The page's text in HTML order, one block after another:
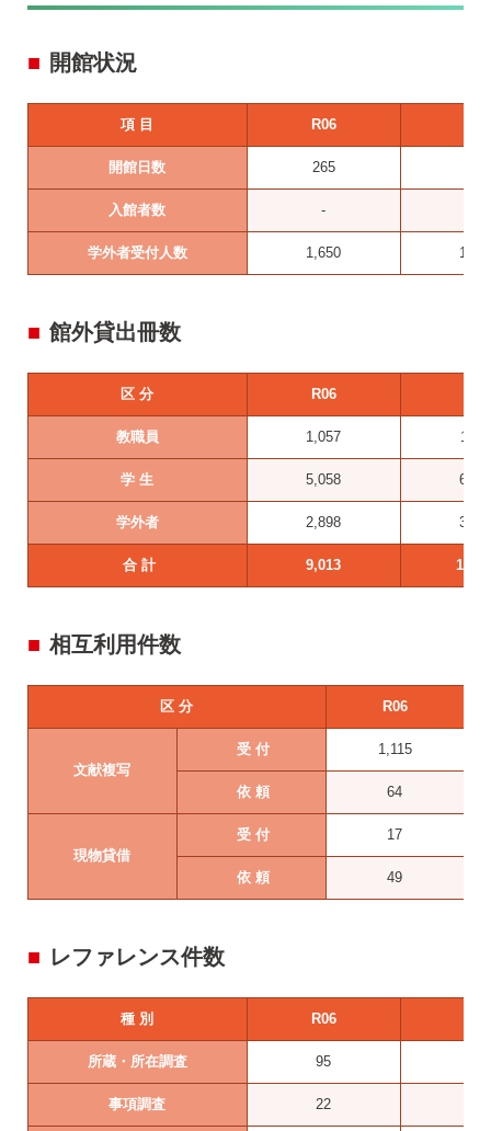
開館状況
項 目 R06
開館日数 265
入館者数 -
学外者受付人数 1,650
館外貸出冊数
区 分 R06
教職員 1,057
学 生 5,058
学外者 2,898
合 計 9,013
相互利用件数
区 分 R06
文献複写
受 付 1,115
依 頼 64
現物貸借
受 付 17
依 頼 49
レファレンス件数
種 別 R06
所蔵・所在調査 95
事項調査 22